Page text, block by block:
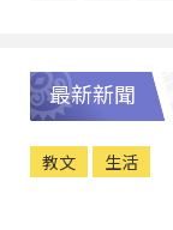
最新新聞
教文 生活